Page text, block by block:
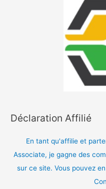
Déclaration Affilié
En tant qu'affilie et
Associate, je gagne des
sur ce site. Vous pouvez